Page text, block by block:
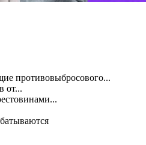
противовыбросового...
от...